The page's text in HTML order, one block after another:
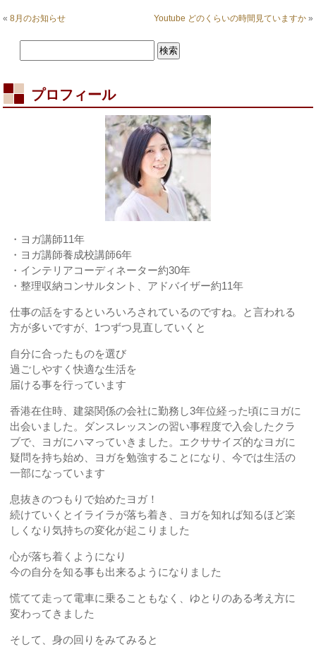
る
«8月のお知らせ Youtube どのくらいの時間見ていますか»
プロフィール
・ヨガ講師11年
・ヨガ講師養成校講師6年
・インテリアコーディネーター約30年
・整理収納コンサルタント、アドバイザー約11年
仕事の話をするといろいろされているのですね。と言われる
方が多いですが、1つずつ見直していくと
自分に合ったものを選び
過ごしやすく快適な生活を
届ける事を行っています
香港在住時、建築関係の会社に勤務し3年位経った頃にヨガに
出会いました。ダンスレッスンの習い事程度で入会したクラ
ブで、ヨガにハマっていきました。エクササイズ的なヨガに
疑問を持ち始め、ヨガを勉強することになり、今では生活の
一部になっています
息抜きのつもりで始めたヨガ！
続けていくとイライラが落ち着き、ヨガを知れば知るほど楽
しくなり気持ちの変化が起こりました
心が落ち着くようになり
今の自分を知る事も出来るようになりました
慌てて走って電車に乗ることもなく、ゆとりのある考え方に
変わってきました
そして、身の回りをみてみると